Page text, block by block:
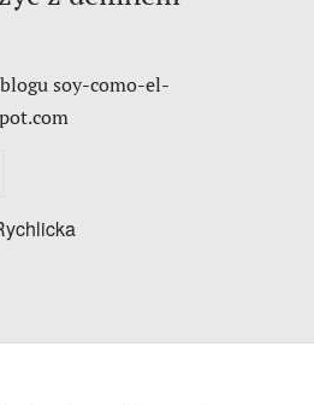
blogu soy-como-el-